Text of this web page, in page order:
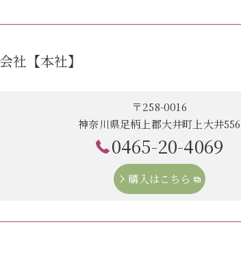
社【本社】
〒258-0016
神奈川県足柄上郡大井町上大井556
0465-20-4069
購入はこちら